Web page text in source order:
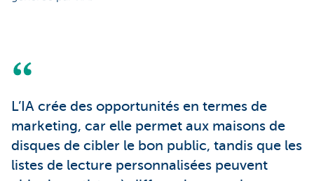
L’IA crée des opportunités en termes de
marketing, car elle permet aux maisons de
disques de cibler le bon public, tandis que les
listes de lecture personnalisées peuvent